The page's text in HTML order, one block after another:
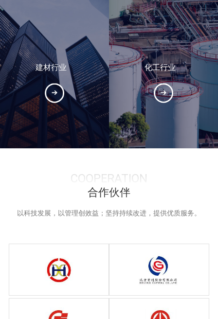
建材行业 化工行业
COOPERATION
合作伙伴
以科技发展，以管理创效益；坚持持续改进，提供优质服务。
广东华兴玻璃 北京首创环境科技